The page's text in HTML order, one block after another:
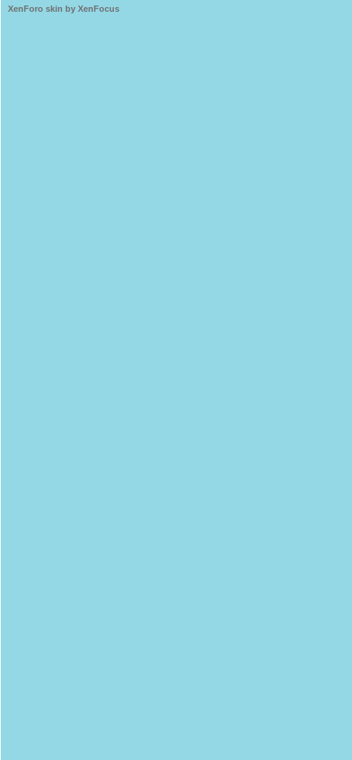
XenForo skin by XenFocus